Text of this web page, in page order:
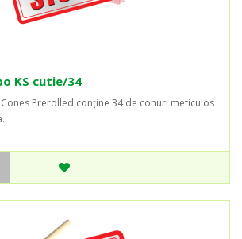
KS cutie/34
Cones Prerolled conține 34 de conuri meticulos